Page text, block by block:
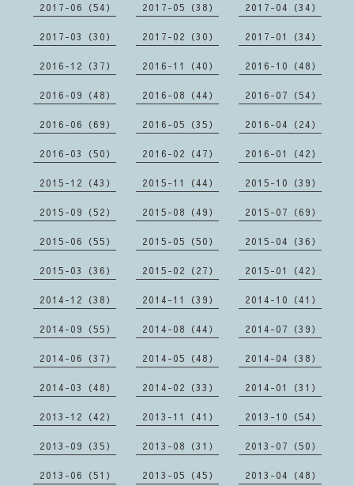
2017-06（54） 2017-05（38） 2017-04（34）
2017-03（30） 2017-02（30） 2017-01（34）
2016-12（37） 2016-11（40） 2016-10（48）
2016-09（48） 2016-08（44） 2016-07（54）
2016-06（69） 2016-05（35） 2016-04（24）
2016-03（50） 2016-02（47） 2016-01（42）
2015-12（43） 2015-11（44） 2015-10（39）
2015-09（52） 2015-08（49） 2015-07（69）
2015-06（55） 2015-05（50） 2015-04（36）
2015-03（36） 2015-02（27） 2015-01（42）
2014-12（38） 2014-11（39） 2014-10（41）
2014-09（55） 2014-08（44） 2014-07（39）
2014-06（37） 2014-05（48） 2014-04（38）
2014-03（48） 2014-02（33） 2014-01（31）
2013-12（42） 2013-11（41） 2013-10（54）
2013-09（35） 2013-08（31） 2013-07（50）
2013-06（51） 2013-05（45） 2013-04（48）